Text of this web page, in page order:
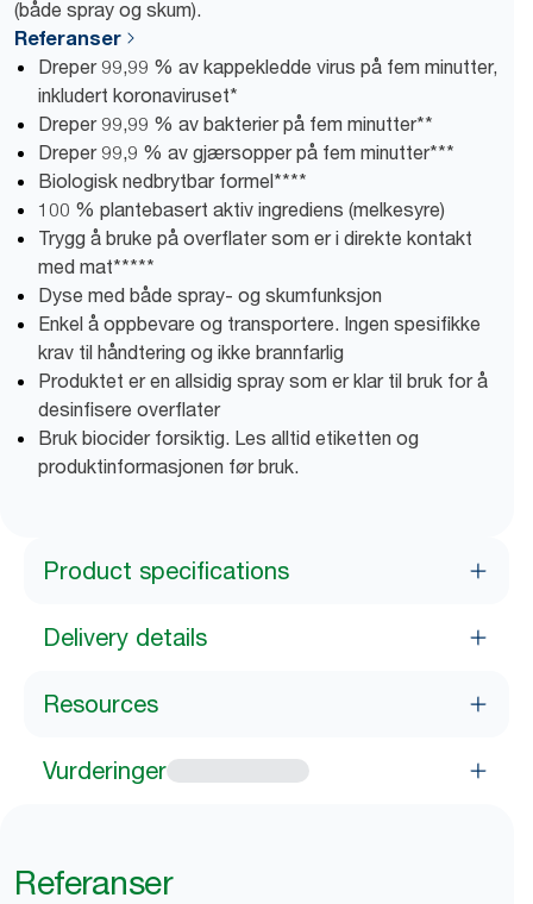
(både spray og skum).
Referanser
Dreper 99,99 % av kappekledde virus på fem minutter,
inkludert koronaviruset*
Dreper 99,99 % av bakterier på fem minutter**
Dreper 99,9 % av gjærsopper på fem minutter***
Biologisk nedbrytbar formel****
100 % plantebasert aktiv ingrediens (melkesyre)
Trygg å bruke på overflater som er i direkte kontakt
med mat*****
Dyse med både spray- og skumfunksjon
Enkel å oppbevare og transportere. Ingen spesifikke
krav til håndtering og ikke brannfarlig
Produktet er en allsidig spray som er klar til bruk for å
desinfisere overflater
Bruk biocider forsiktig. Les alltid etiketten og
produktinformasjonen før bruk.
Product specifications
Delivery details
Resources
Vurderinger
Referanser